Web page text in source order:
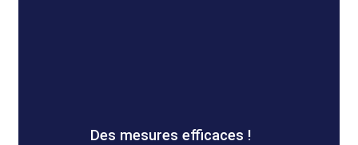
Des mesures efficaces !